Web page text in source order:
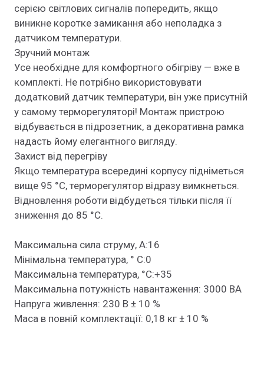
серією світлових сигналів попередить, якщо
виникне коротке замикання або неполадка з
датчиком температури.
Зручний монтаж
Усе необхідне для комфортного обігріву — вже в
комплекті. Не потрібно використовувати
додатковий датчик температури, він уже присутній
у самому терморегуляторі! Монтаж пристрою
відбувається в підрозетник, а декоративна рамка
надасть йому елегантного вигляду.
Захист від перегріву
Якщо температура всередині корпусу підніметься
вище 95 °С, терморегулятор відразу вимкнеться.
Відновлення роботи відбудеться тільки після її
зниження до 85 °С.
Максимальна сила струму, A:16
Мінімальна температура, ° C:0
Максимальна температура, °C:+35
Максимальна потужність навантаження: 3000 ВА
Напруга живлення: 230 В ± 10 %
Маса в повній комплектації: 0,18 кг ± 10 %